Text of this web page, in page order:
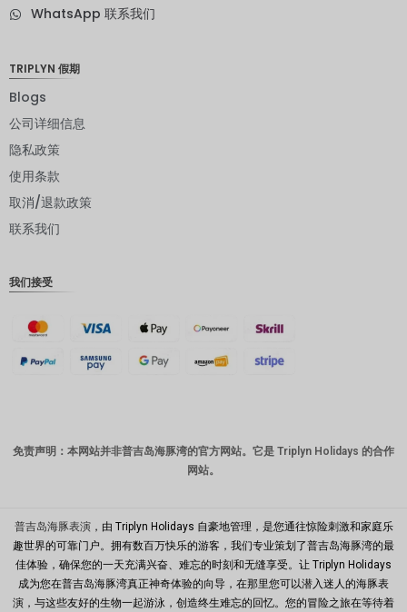
挪威克朗
新台币
马来西亚
PHP
港币
新加坡元
WhatsApp 联系我们
TRIPLYN 假期
Blogs
公司详细信息
隐私政策
使用条款
取消/退款政策
联系我们
我们接受
免责声明：本网站并非普吉岛海豚湾的官方网站。它是 Triplyn Holidays 的合作
网站。
普吉岛海豚表演，由 Triplyn Holidays 自豪地管理，是您通往惊险刺激和家庭乐
趣世界的可靠门户。拥有数百万快乐的游客，我们专业策划了普吉岛海豚湾的最
佳体验，确保您的一天充满兴奋、难忘的时刻和无缝享受。让 Triplyn Holidays
成为您在普吉岛海豚湾真正神奇体验的向导，在那里您可以潜入迷人的海豚表
演，与这些友好的生物一起游泳，创造终生难忘的回忆。您的冒险之旅在等待着